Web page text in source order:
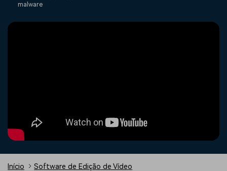
Criadores
própria
Comunidade
Blog
malware
Início Software de Edição de Vídeo